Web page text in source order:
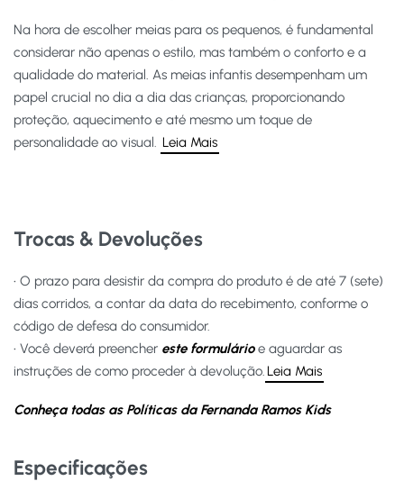
Na hora de escolher meias para os pequenos, é fundamental
considerar não apenas o estilo, mas também o conforto e a
qualidade do material. As meias infantis desempenham um
papel crucial no dia a dia das crianças, proporcionando
proteção, aquecimento e até mesmo um toque de
personalidade ao visual. Leia Mais
Trocas & Devoluções
• O prazo para desistir da compra do produto é de até 7 (sete)
dias corridos, a contar da data do recebimento, conforme o
código de defesa do consumidor.
• Você deverá preencher este formulárioe aguardar as
instruções de como proceder à devolução.Leia Mais
Conheça todas as Políticas da Fernanda Ramos Kids
Especificações